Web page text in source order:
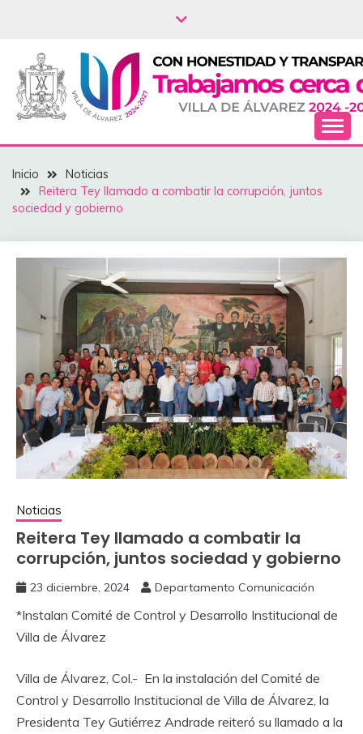
NOTICIAS – VILLA
DEL ÁLVAREZ
Inicio
Noticias
Reitera Tey llamado a combatir la corrupción, juntos
sociedad y gobierno
Noticias
Reitera Tey llamado a combatir la
corrupción, juntos sociedad y gobierno
23 diciembre, 2024 Departamento Comunicación
*Instalan Comité de Control y Desarrollo Institucional de
Villa de Álvarez
Villa de Álvarez, Col.- En la instalación del Comité de
Control y Desarrollo Institucional de Villa de Álvarez, la
Presidenta Tey Gutiérrez Andrade reiteró su llamado a la